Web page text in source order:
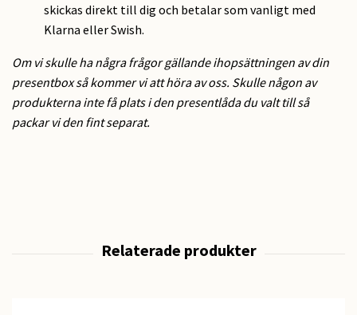
skickas direkt till dig och betalar som vanligt med
Klarna eller Swish.
Om vi skulle ha några frågor gällande ihopsättningen av din
presentbox så kommer vi att höra av oss. Skulle någon av
produkterna inte få plats i den presentlåda du valt till så
packar vi den fint separat.